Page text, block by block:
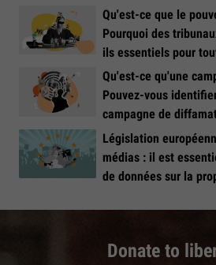
Qu'est-ce que le
Pourquoi des
ils essentiels pour
Qu'est-ce qu'une
Pouvez-vous
campagne de
Législation
médias : il est
de données sur la
Donate to